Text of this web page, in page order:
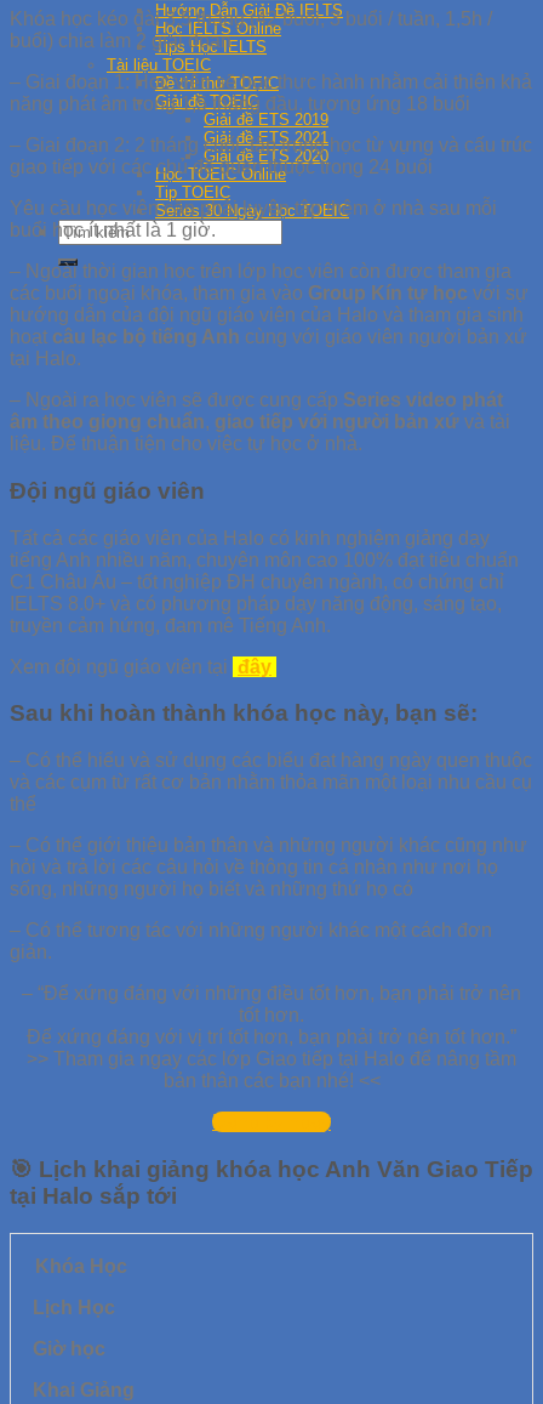
Hướng Dẫn Giải Đề IELTS
Học IELTS Online
Tips Học IELTS
Tài liệu TOEIC
Đề thi thử TOEIC
Giải đề TOEIC
Giải đề ETS 2019
Giải đề ETS 2021
Giải đề ETS 2020
Học TOEIC Online
Tip TOEIC
Series 30 Ngày Học TOEIC
Khóa học kéo dài 3,5 tháng (42 buổi, 3 buổi / tuần, 1,5h /
buổi) chia làm 2 giai đoạn
– Giai đoạn 1: Học viên sẽ học thực hành nhằm cải thiện khả
năng phát âm trong 1,5 tháng đầu, tương ứng 18 buổi
– Giai đoạn 2: 2 tháng cuối, tập trung học từ vựng và cấu trúc
giao tiếp với các chủ đề quen thuộc trong 24 buổi
Yêu cầu học viên cần phải luyện tập thêm ở nhà sau mỗi
buổi học ít nhất là 1 giờ.
– Ngoài thời gian học trên lớp học viên còn được tham gia
các buổi ngoại khóa, tham gia vào Group Kín tự học với sự
hướng dẫn của đội ngũ giáo viên của Halo và tham gia sinh
hoạt câu lạc bộ tiếng Anh cùng với giáo viên người bản xứ
tại Halo.
– Ngoài ra học viên sẽ được cung cấp Series video phát
âm theo giọng chuẩn, giao tiếp với người bản xứ và tài
liệu. Để thuận tiện cho việc tự học ở nhà.
Đội ngũ giáo viên
Tất cả các giáo viên của Halo có kinh nghiệm giảng dạy
tiếng Anh nhiều năm, chuyên môn cao 100% đạt tiêu chuẩn
C1 Châu Âu – tốt nghiệp ĐH chuyên ngành, có chứng chỉ
IELTS 8.0+ và có phương pháp dạy năng động, sáng tạo,
truyền cảm hứng, đam mê Tiếng Anh.
Xem đội ngũ giáo viên tại đây
Sau khi hoàn thành khóa học này, bạn sẽ:
– Có thể hiểu và sử dụng các biểu đạt hàng ngày quen thuộc
và các cụm từ rất cơ bản nhằm thỏa mãn một loại nhu cầu cụ
thể
– Có thể giới thiệu bản thân và những người khác cũng như
hỏi và trả lời các câu hỏi về thông tin cá nhân như nơi họ
sống, những người họ biết và những thứ họ có
– Có thể tương tác với những người khác một cách đơn
giản.
– “Để xứng đáng với những điều tốt hơn, bạn phải trở nên
tốt hơn.
Để xứng đáng với vị trí tốt hơn, bạn phải trở nên tốt hơn.”
>> Tham gia ngay các lớp Giao tiếp tại Halo để nâng tầm
bản thân các bạn nhé! <<
Đăng ký ngay
🎯 Lịch khai giảng khóa học Anh Văn Giao Tiếp
tại Halo sắp tới
Khóa Học
Lịch Học
Giờ học
Khai Giảng